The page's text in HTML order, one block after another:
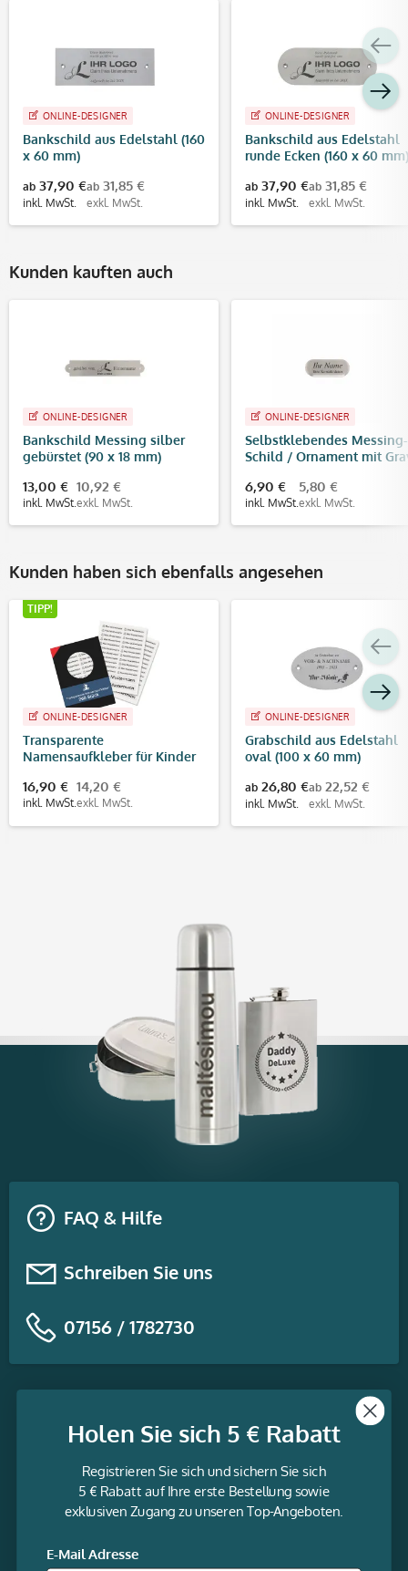
ONLINE-DESIGNER
Bankschild aus Edelstahl (160
x 60 mm)
ab 37,90 €
inkl. MwSt.
ab 31,85 €
exkl. MwSt.
ONLINE-DESIGNER
Bankschild aus Edelstahl
runde Ecken (160 x 60 mm)
ab 37,90 €
inkl. MwSt.
ab 31,85 €
exkl. MwSt.
Kunden kauften auch
ONLINE-DESIGNER
Bankschild Messing silber
gebürstet (90 x 18 mm)
13,00 €
inkl. MwSt.
10,92 €
exkl. MwSt.
ONLINE-DESIGNER
Selbstklebendes Messing-
Schild / Ornament mit
6,90 €
inkl. MwSt.
5,80 €
exkl. MwSt.
Kunden haben sich ebenfalls angesehen
TIPP!
ONLINE-DESIGNER
Transparente
Namensaufkleber für Kinder
verschiedenen Größen)
16,90 €
inkl. MwSt.
14,20 €
exkl. MwSt.
ONLINE-DESIGNER
Grabschild aus Edelstahl
oval (100 x 60 mm)
ab 26,80 €
inkl. MwSt.
ab 22,52 €
exkl. MwSt.
FAQ & Hilfe
Schreiben Sie uns
07156 / 1782730
Informationen
media
Facebook
Holen Sie sich 5 € Rabatt
Registrieren Sie sich und sichern Sie sich
5 € Rabatt auf Ihre erste Bestellung sowie
exklusiven Zugang zu unseren Top-Angeboten.
E-Mail Adresse